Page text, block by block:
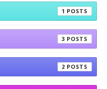
1
3
2